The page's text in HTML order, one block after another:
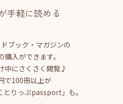
手軽に読める
ブック・マガジンの
購入ができます。
中にさくさく閲覧♪
で100冊以上が
とりっぷpassport」も。